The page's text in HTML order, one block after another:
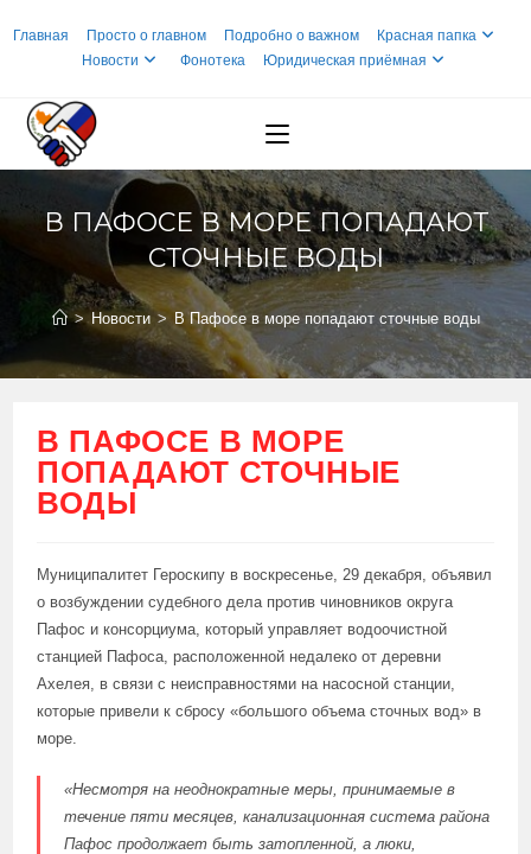
Главная Просто о главном Подробно о важном
Красная папка
Новости
Фонотека Юридическая приёмная
В ПАФОСЕ В МОРЕ ПОПАДАЮТ
СТОЧНЫЕ ВОДЫ
> Новости > В Пафосе в море попадают сточные воды
В ПАФОСЕ В МОРЕ
ПОПАДАЮТ СТОЧНЫЕ
ВОДЫ
Муниципалитет Героскипу в воскресенье, 29 декабря, объявил
о возбуждении судебного дела против чиновников округа
Пафос и консорциума, который управляет водоочистной
станцией Пафоса, расположенной недалеко от деревни
Ахелея, в связи с неисправностями на насосной станции,
которые привели к сбросу «большого объема сточных вод» в
море.
«Несмотря на неоднократные меры, принимаемые в
течение пяти месяцев, канализационная система района
Пафос продолжает быть затопленной, а люки,